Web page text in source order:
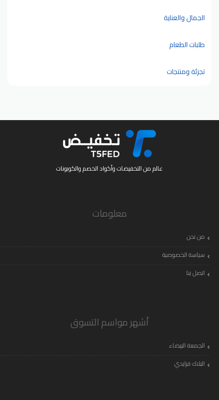
الجمال والعناية
طلبات الطعام
تجزئة ومنتجات
عالم من التخفيضات وأكواد الخصم والكوبونات
معلومات
من نحن
سياسة الخصوصية
اتصل بنا
أشهر مواسم التسوق
الجمعة البيضاء
البلاك فرايدي